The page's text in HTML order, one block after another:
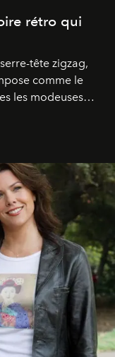
rétro qui
tête zigzag,
comme le
les modeuses